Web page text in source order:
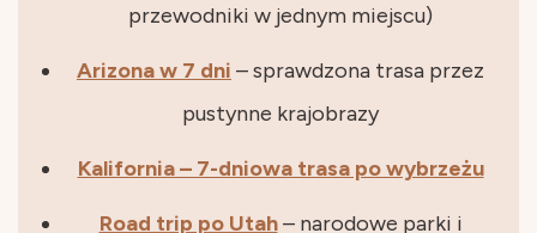
przewodniki w jednym miejscu)
Arizona w 7 dni – sprawdzona trasa przez
pustynne krajobrazy
Kalifornia – 7-dniowa trasa po wybrzeżu
Road trip po Utah– narodowe parki i